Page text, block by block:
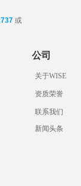
资质荣誉
公司
关于WISE
联系我们
新闻头条
或